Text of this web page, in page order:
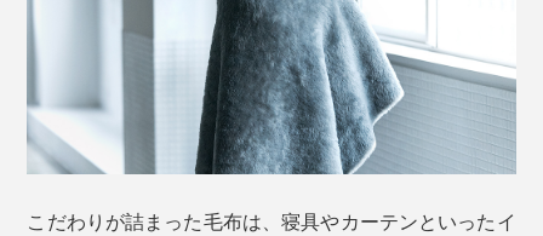
たっぷり毛足が1.7cmもあるメリノウールが、土台の基
布（ポリエステル100％）に密に編み込まれているか
ら、心地よい仕上がりです。
昔ながらのウール毛布は、タテ糸とヨコ糸を二重に織っ
てから起毛させる、毛足の短い織り毛布が主流。
こだわりが詰まった毛布は、寝具やカーテンといったイ